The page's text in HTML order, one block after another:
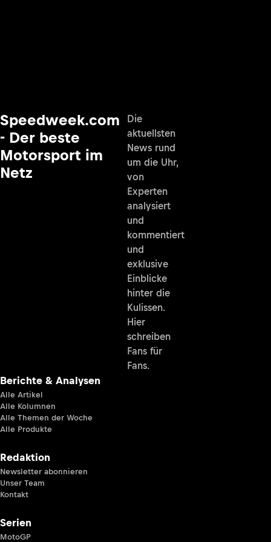
Speedweek.com
- Der beste
Motorsport im
Netz
Die
aktuellsten
News rund
um die Uhr,
von
Experten
analysiert
und
kommentiert
und
exklusive
Einblicke
hinter die
Kulissen.
Hier
schreiben
Fans für
Fans.
Berichte & Analysen
Alle Artikel
Alle Kolumnen
Alle Themen der Woche
Alle Produkte
Redaktion
Newsletter abonnieren
Unser Team
Kontakt
Serien
MotoGP